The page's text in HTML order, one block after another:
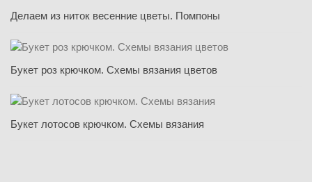
Делаем из ниток весенние цветы. Помпоны
Букет роз крючком. Схемы вязания цветов
Букет лотосов крючком. Схемы вязания